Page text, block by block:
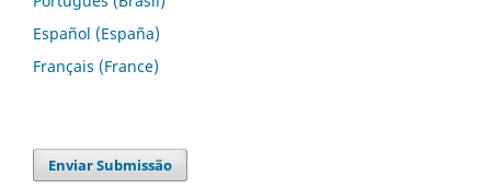
Español (España)
Français (France)
Enviar Submissão